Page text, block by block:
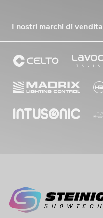
I nostri marchi di vendita